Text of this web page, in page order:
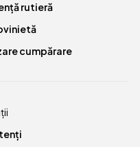
rutieră
cumpărare